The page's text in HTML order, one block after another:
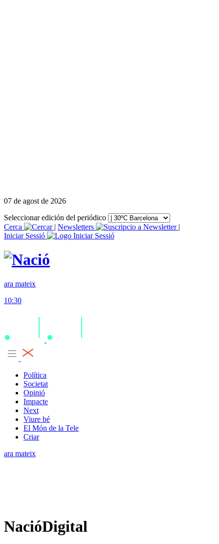
07 de agost de 2026
Seleccionar edición del periódico
Cerca
| Newsletters
|
Iniciar Sessió
ara mateix
10:30
Política
Societat
Opinió
Impacte
Next
Viure bé
El Món de la Tele
Criar
ara mateix
NacióDigital